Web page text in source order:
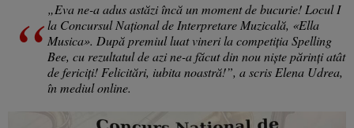
„Eva ne-a adus astăzi încă un moment de bucurie! Locul I
la Concursul Național de Interpretare Muzicală, «Ella
Musica». După premiul luat vineri la competiția Spelling
Bee, cu rezultatul de azi ne-a făcut din nou niște părinți atât
de fericiți! Felicitări, iubita noastră!”, a scris Elena Udrea,
în mediul online.